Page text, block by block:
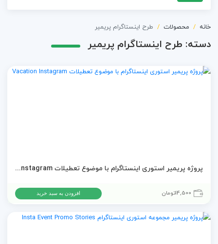
خانه محصولات طرح اینستاگرام پریمیر
دسته: طرح اینستاگرام پریمیر
پروژه پریمیر استوری اینستاگرام با موضوع تعطیلات Vacation Instagram
14,500تومان افزودن به سبد خرید